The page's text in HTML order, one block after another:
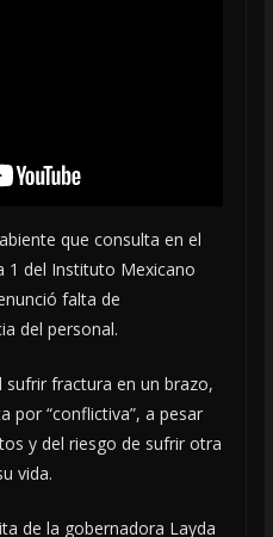
que consulta en el
1 del Instituto Mexicano
falta de
del personal.
sufrir fractura en un brazo,
por “conflictiva”, a pesar
y del riesgo de sufrir otra
vida.
de la gobernadora Layda